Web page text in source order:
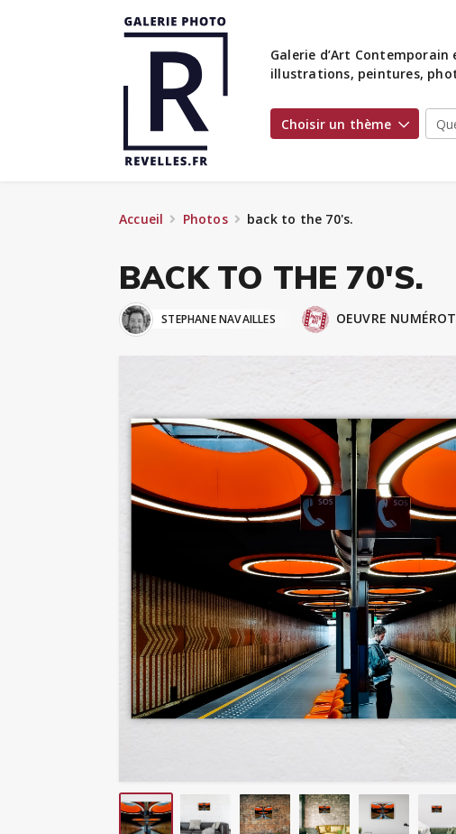
Galerie d’Art Contemporain
illustrations, peintures,
Choisir un thème
Accueil Photos back to the 70's.
BACK TO THE 70'S.
STEPHANE NAVAILLES OEUVRE